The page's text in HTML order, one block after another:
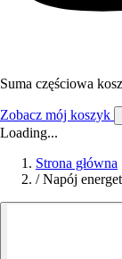
Suma częściowa
Zobacz mój koszyk
Loading...
Strona główna
/ Napój